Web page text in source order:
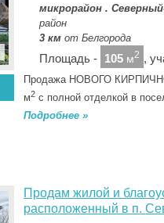
микрорайон .
район
3 км от Белгорода
Площадь - 105 м2 ,
Продажа НОВОГО
м2 с полной отделкой в
Подробнее »
Продам жилой и
расположенный в п.